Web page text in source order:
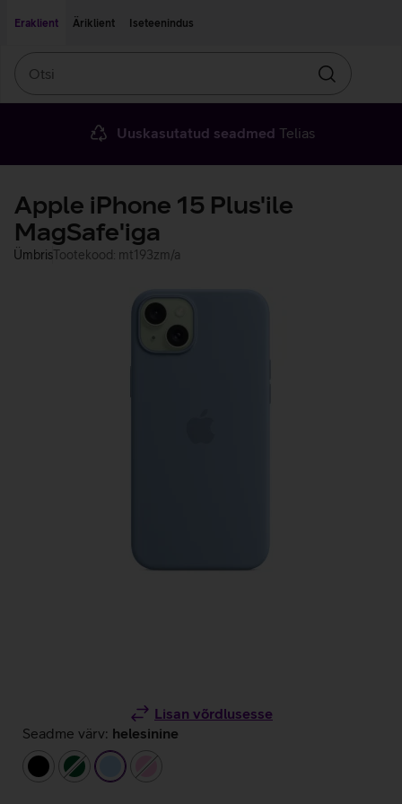
Eraklient
Äriklient Iseteenindus
Otsin
Uuskasutatud seadmed Telias
Apple iPhone 15 Plus'ile
MagSafe'iga
ÜmbrisTootekood: mt193zm/a
Lisan võrdlusesse
Seadme värv: helesinine
musttumeroheline
helesinineheleroosa